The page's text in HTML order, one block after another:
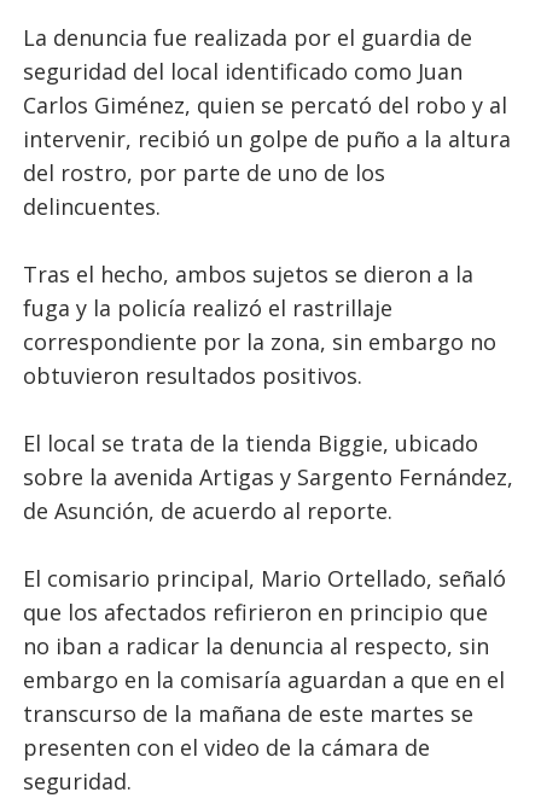
La denuncia fue realizada por el guardia de
seguridad del local identificado como Juan
Carlos Giménez, quien se percató del robo y al
intervenir, recibió un golpe de puño a la altura
del rostro, por parte de uno de los
delincuentes.
Tras el hecho, ambos sujetos se dieron a la
fuga y la policía realizó el rastrillaje
correspondiente por la zona, sin embargo no
obtuvieron resultados positivos.
El local se trata de la tienda Biggie, ubicado
sobre la avenida Artigas y Sargento Fernández,
de Asunción, de acuerdo al reporte.
El comisario principal, Mario Ortellado, señaló
que los afectados refirieron en principio que
no iban a radicar la denuncia al respecto, sin
embargo en la comisaría aguardan a que en el
transcurso de la mañana de este martes se
presenten con el video de la cámara de
seguridad.